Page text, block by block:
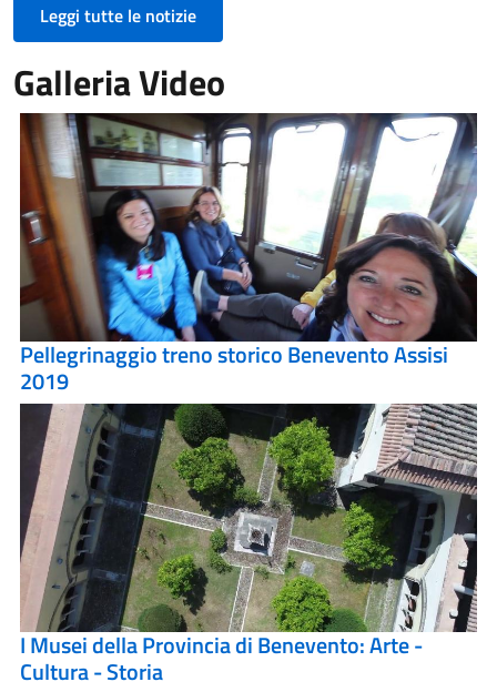
Leggi tutte le notizie
Galleria Video
Pellegrinaggio treno storico Benevento Assisi
2019
I Musei della Provincia di Benevento: Arte -
Cultura - Storia